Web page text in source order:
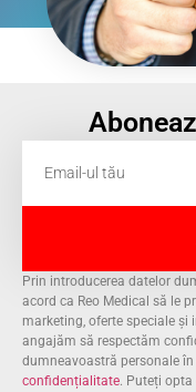
Prin introducerea datelor
acord ca Reo Medical să le
marketing, oferte speciale și
angajăm să respectăm
dumneavoastră personale
confidențialitate. Puteți